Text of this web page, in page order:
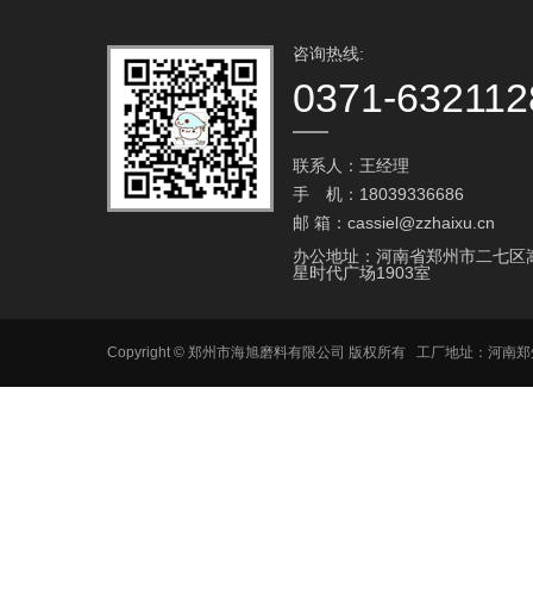
咨询热线:
0371-
联系人：王经理
手 机：18039336686
邮 箱：cassiel@zzhaixu.cn
办公地址：河南省郑州市二七区
星时代广场1903室
Copyright © 郑州市海旭磨料有限公司 版权所有 工厂地址：河